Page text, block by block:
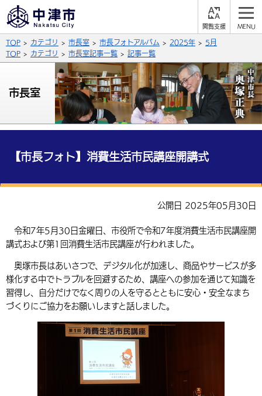
支
背景色
青 白
文字の大きさ
拡大 標準 縮小
言語を選択
中国語（繁体字） 韓国語（한국어）
公式SNS
X (Twitter) YouTube
サイト内検索
総合メニュー
保険・年金
福祉・介護 健康・予防
税金 住宅・インフラ
環境・衛生 生涯学習・スポーツ・人権
選挙 外国人の方向け情報
入札・契約 産業・雇用
都市整備
子育て・教育
手当・助成 健康・医療
相談・支援・情報 計画・施策
観光なび スポットを探す
遊ぶ・体験する グルメ・食べる
買う・おみやげ 四季のイベント・祭り
市政情報
中津市について 市役所の紹介
地方創生・地域活性化 広報・広聴
TOP カテゴリ 市長室 市長フォトアルバム 2025年
5月
TOP
カテゴリ 市長室記事一覧 記事一覧
市長室
【市長フォト】消費生活市民講座開講式
公開日 2025年05月30日
令和7年5月30日金曜日、市役所で令和7年度消費生活市民講座開
講式および第1回消費生活市民講座が行われました。
奥塚市長はあいさつで、デジタル化が加速し、商品やサービスが多
様化する中でトラブルを回避するため、講座への参加を通じて知識を
習得し、自分だけでなく周りの人を守るとともに安心・安全なまち
づくりにご協力をお願いしますと話しました。